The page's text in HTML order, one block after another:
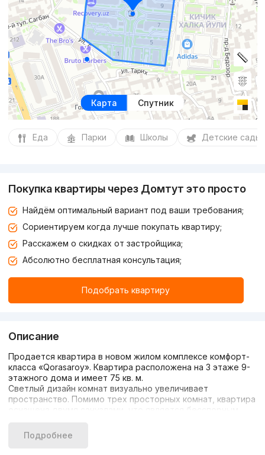
Карта Спутник
Еда Парки Школы Детские сады
Покупка квартиры через Домтут это просто
Найдём оптимальный вариант под ваши требования;
Сориентируем когда лучше покупать квартиру;
Расскажем о скидках от застройщика;
Абсолютно бесплатная консультация;
Подобрать квартиру
Описание
Продается квартира в новом жилом комплексе комфорт-
класса «Qorasaroy». Квартира расположена на 3 этаже 9-
этажного дома и имеет 75 кв. м.
Светлый дизайн комнат визуально увеличивает
пространство. Помимо трех просторных комнат, квартира
оснащена двумя санузлами, что является бесспорным
обеспечит спокойное и безопасное проживание.
Комплекс расположение в Алмазарском районе, в центре
Подробнее